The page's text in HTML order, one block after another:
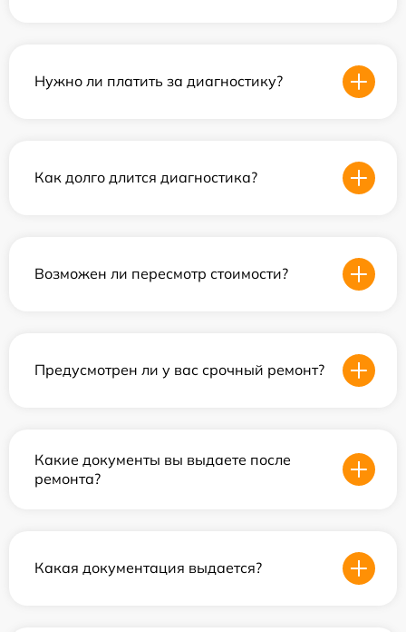
Нужно ли платить за диагностику?
Как долго длится диагностика?
Возможен ли пересмотр стоимости?
Предусмотрен ли у вас срочный ремонт?
Какие документы вы выдаете после
ремонта?
Какая документация выдается?